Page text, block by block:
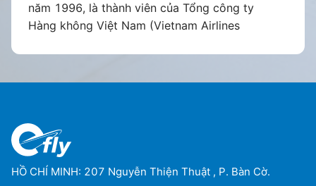
năm 1996, là thành viên của Tổng công ty
Hàng không Việt Nam (Vietnam Airlines
Sau thời gian hoạt động với nhiều lần thay đổi
cổ đông công ty, năm 2008 hãng hàng không
Qantas (Úc) đã đàm phán với Tổng công ty
HỒ CHÍ MINH: 207 Nguyễn Thiện Thuật , P. Bàn Cờ.